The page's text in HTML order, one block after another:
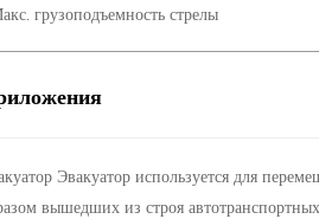
грузоподъемность стрелы
Эвакуатор используется для
вышедших из строя